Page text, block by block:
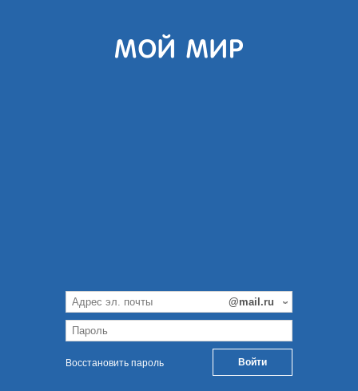
Восстановить пароль